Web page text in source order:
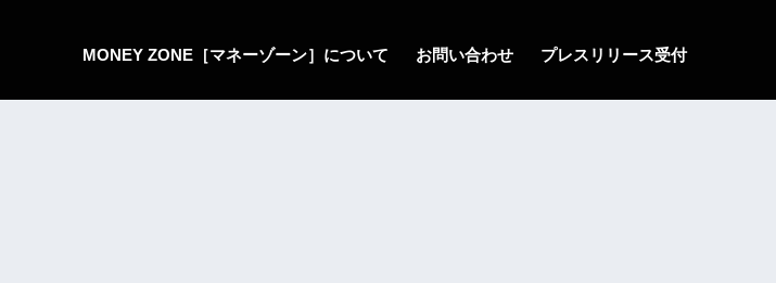
MONEY ZONE［マネーゾーン］について お問い合わせ プレスリリース受付